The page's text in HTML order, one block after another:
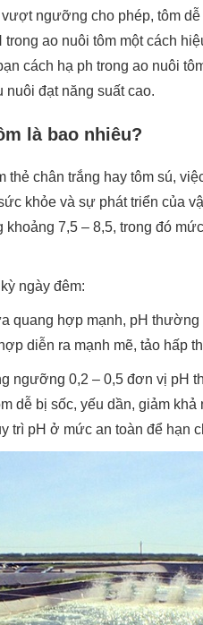
ngưỡng cho phép, tôm
ao nuôi tôm một cách
cách hạ ph trong ao nuôi
đạt năng suất cao.
là bao nhiêu?
thẻ chân trắng hay tôm sú,
khỏe và sự phát triển của
7,5 – 8,5, trong đó
ngày đêm:
quang hợp mạnh, pH
diễn ra mạnh mẽ, tảo hấp
ngưỡng 0,2 – 0,5 đơn vị pH
dễ bị sốc, yếu dần, giảm
trì pH ở mức an toàn để hạn